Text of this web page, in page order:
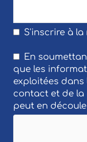
S'inscrire à la
En
que les
exploitées
contact et de la
peut en